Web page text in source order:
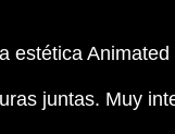
estética
juntas. Muy